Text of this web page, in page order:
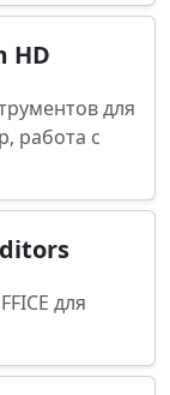
HD
для
работа с
для